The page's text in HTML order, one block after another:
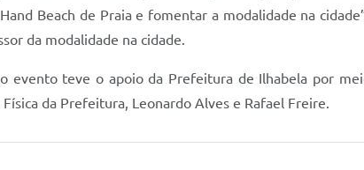
Beach de Praia e fomentar a modalidade na
da modalidade na cidade.
evento teve o apoio da Prefeitura de Ilhabela por
da Prefeitura, Leonardo Alves e Rafael Freire.